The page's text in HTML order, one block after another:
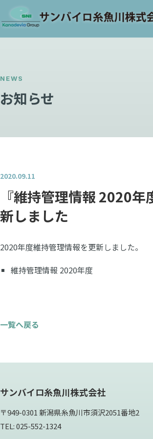
NEWS
お知らせ
2020.09.11
『維持管理情報 2020年
新しました
2020年度維持管理情報を更新しました。
維持管理情報 2020年度
一覧へ戻る
サンバイロ糸魚川株式会社
〒949-0301 新潟県糸魚川市須沢2051番地2
TEL: 025-552-1324